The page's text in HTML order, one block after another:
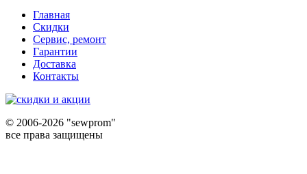
Главная
Скидки
Сервис, ремонт
Гарантии
Доставка
Контакты
© 2006-2026 "sewprom"
все права защищены